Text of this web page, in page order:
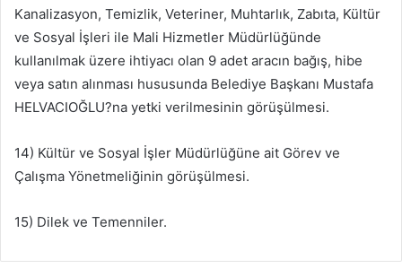
Kanalizasyon, Temizlik, Veteriner, Muhtarlık, Zabıta, Kültür
ve Sosyal İşleri ile Mali Hizmetler Müdürlüğünde
kullanılmak üzere ihtiyacı olan 9 adet aracın bağış, hibe
veya satın alınması hususunda Belediye Başkanı Mustafa
HELVACIOĞLU?na yetki verilmesinin görüşülmesi.
14) Kültür ve Sosyal İşler Müdürlüğüne ait Görev ve
Çalışma Yönetmeliğinin görüşülmesi.
15) Dilek ve Temenniler.